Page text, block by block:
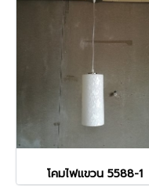
โคมไฟแขวน 5588-1